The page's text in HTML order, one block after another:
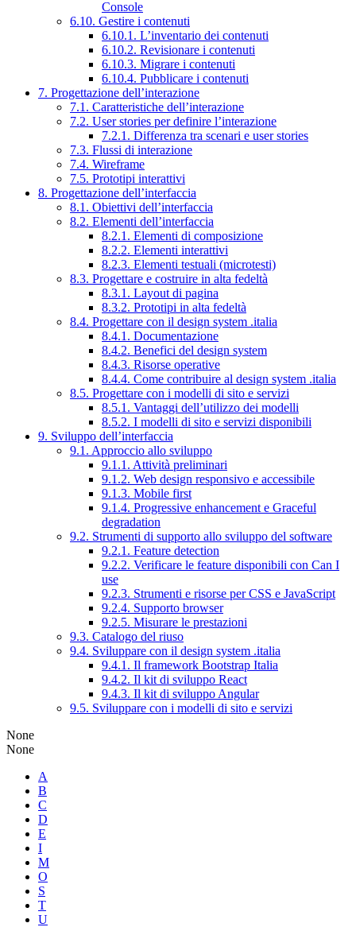
Console
6.10. Gestire i contenuti
6.10.1. L’inventario dei contenuti
6.10.2. Revisionare i contenuti
6.10.3. Migrare i contenuti
6.10.4. Pubblicare i contenuti
7. Progettazione dell’interazione
7.1. Caratteristiche dell’interazione
7.2. User stories per definire l’interazione
7.2.1. Differenza tra scenari e user stories
7.3. Flussi di interazione
7.4. Wireframe
7.5. Prototipi interattivi
8. Progettazione dell’interfaccia
8.1. Obiettivi dell’interfaccia
8.2. Elementi dell’interfaccia
8.2.1. Elementi di composizione
8.2.2. Elementi interattivi
8.2.3. Elementi testuali (microtesti)
8.3. Progettare e costruire in alta fedeltà
8.3.1. Layout di pagina
8.3.2. Prototipi in alta fedeltà
8.4. Progettare con il design system .italia
8.4.1. Documentazione
8.4.2. Benefici del design system
8.4.3. Risorse operative
8.4.4. Come contribuire al design system .italia
8.5. Progettare con i modelli di sito e servizi
8.5.1. Vantaggi dell’utilizzo dei modelli
8.5.2. I modelli di sito e servizi disponibili
9. Sviluppo dell’interfaccia
9.1. Approccio allo sviluppo
9.1.1. Attività preliminari
9.1.2. Web design responsivo e accessibile
9.1.3. Mobile first
9.1.4. Progressive enhancement e Graceful
degradation
9.2. Strumenti di supporto allo sviluppo del software
9.2.1. Feature detection
9.2.2. Verificare le feature disponibili con Can I
use
9.2.3. Strumenti e risorse per CSS e JavaScript
9.2.4. Supporto browser
9.2.5. Misurare le prestazioni
9.3. Catalogo del riuso
9.4. Sviluppare con il design system .italia
9.4.1. Il framework Bootstrap Italia
9.4.2. Il kit di sviluppo React
9.4.3. Il kit di sviluppo Angular
9.5. Sviluppare con i modelli di sito e servizi
None
None
A
B
C
D
E
I
M
O
S
T
U